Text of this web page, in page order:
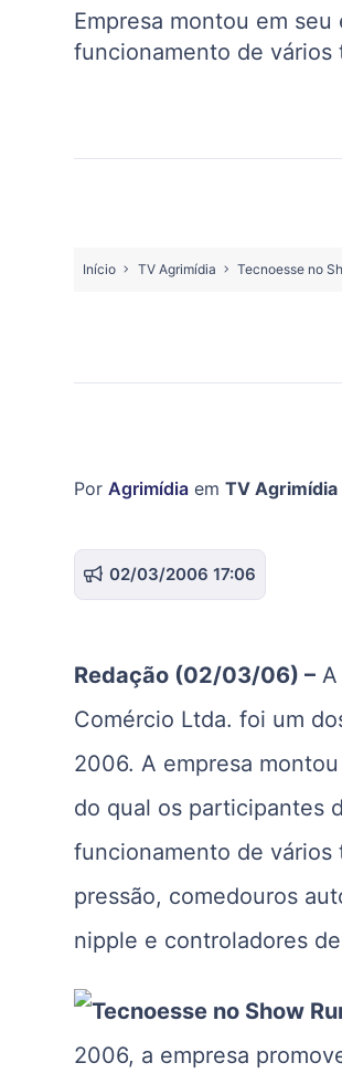
Empresa montou em
funcionamento de vários
Início TV Agrimídia Tecnoesse no
Por Agrimídia em TV Agrimídia
02/03/2006 17:06
Redação (02/03/06) –
Comércio Ltda. foi um
2006. A empresa
do qual os participantes
funcionamento de vários
pressão, comedouros
nipple e controladores
2006, a empresa